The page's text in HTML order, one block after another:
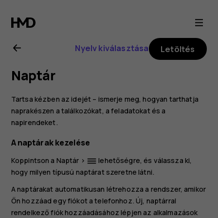
Nokia
8.1
felhasználói
kézikönyv
Nyelv kiválasztása Letöltés
Naptár
Tartsa kézben az idejét – ismerje meg, hogyan tarthatja
naprakészen a találkozókat, a feladatokat és a
napirendeket.
A naptárak kezelése
Koppintson a Naptár > dehaze lehetőségre, és válassza ki,
hogy milyen típusú naptárat szeretne látni.
A naptárakat automatikusan létrehozza a rendszer, amikor
Ön hozzáad egy fiókot a telefonhoz. Új, naptárral
rendelkező fiók hozzáadásához lépjen az alkalmazások